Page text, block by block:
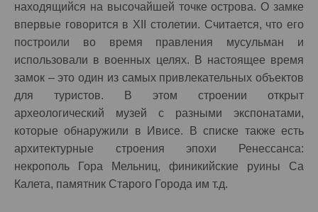
находящийся на высочайшей точке острова. О замке
впервые говорится в XII столетии. Считается, что его
построили во время правления мусульман и
использовали в военных целях. В настоящее время
замок – это один из самых привлекательных объектов
для туристов. В этом строении открыт
археологический музей с разными экспонатами,
которые обнаружили в Ивисе. В списке также есть
архитектурные строения эпохи Ренессанса:
некрополь Гора Мельниц, финикийские руины Са
Калета, памятник Старого Города им т.д.